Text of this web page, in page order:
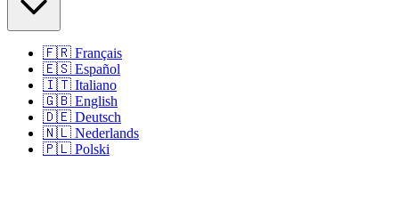
🇫🇷 Français
🇪🇸 Español
🇮🇹 Italiano
🇬🇧 English
🇩🇪 Deutsch
🇳🇱 Nederlands
🇵🇱 Polski